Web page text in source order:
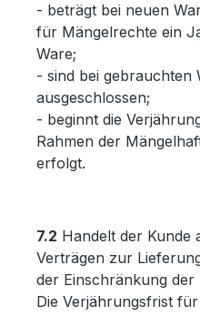
- beträgt bei neuen
für Mängelrechte ein
Ware;
- sind bei gebrauchten
ausgeschlossen;
- beginnt die
Rahmen der
erfolgt.
7.2 Handelt der Kunde
Verträgen zur
der Einschränkung
Die Verjährungsfrist